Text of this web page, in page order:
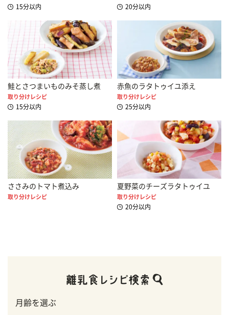
15分以内 20分以内
鮭とさつまいものみそ蒸し煮
取り分けレシピ
15分以内
赤魚のラタトゥイユ添え
取り分けレシピ
25分以内
ささみのトマト煮込み
取り分けレシピ
夏野菜のチーズラタトゥイユ
取り分けレシピ
20分以内
月齢を選ぶ